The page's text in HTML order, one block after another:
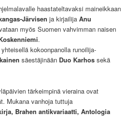
haastateltavaksi maineikkaan
Järvisen ja kirjailijaAnu
myös Suomen vahvimman naisen
.
kokoonpanolla runoilija-
säestäjinään Duo Karhos sekä
tärkeimpinä vieraina ovat
Mukana vanhoja tuttuja
Brahen antikvariaatti, Antologia